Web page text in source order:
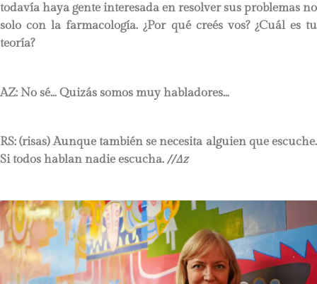
todavía haya gente interesada en resolver sus problemas no
solo con la farmacología. ¿Por qué creés vos? ¿Cuál es tu
teoría?
AZ: No sé… Quizás somos muy habladores…
RS: (risas) Aunque también se necesita alguien que escuche.
Si todos hablan nadie escucha. //∆z